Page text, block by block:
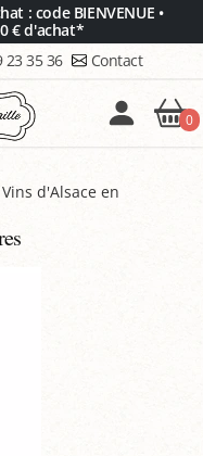
: code BIENVENUE •
€ d'achat*
23 35 36 Contact
0
d'Alsace en